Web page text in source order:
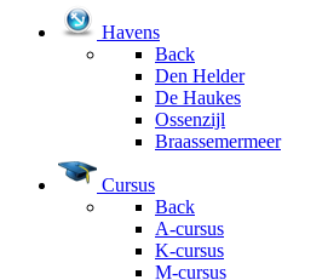
Havens
Back
Den Helder
De Haukes
Ossenzijl
Braassemermeer
Cursus
Back
A-cursus
K-cursus
M-cursus